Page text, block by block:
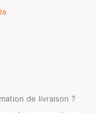
de livraison ?